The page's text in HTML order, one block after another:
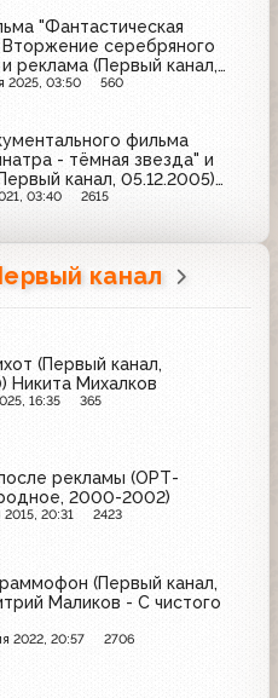
"Фантастическая
Вторжение серебряного
реклама (Первый канал,
Клинское, Gillette, Ново-
Noire
2025, 03:50 560
фильма
- тёмная звезда" и
канал, 05.12.2005)
Белый медведь,
03:40 2615
канал
(Первый канал,
Никита Михалков
16:35 365
рекламы (ОРТ-
2000-2002)
20:31 2423
(Первый канал,
Маликов - С чистого
2022, 20:57 2706